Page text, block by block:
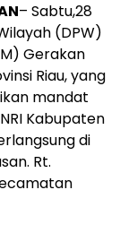
– Sabtu,28
(DPW)
Gerakan
Riau, yang
mandat
Kabupaten
di
Rt.